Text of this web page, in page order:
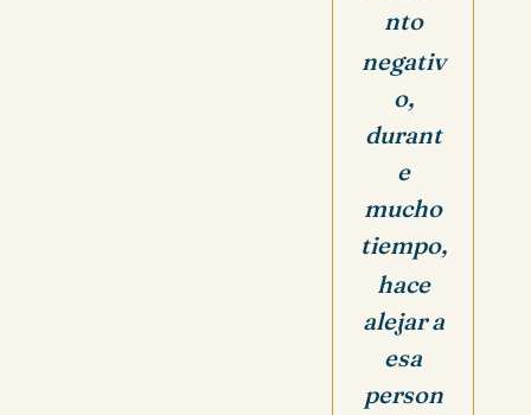
nto
negativ
o,
durant
e
mucho
tiempo,
hace
alejar a
esa
person